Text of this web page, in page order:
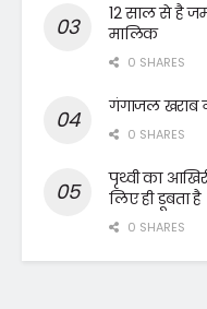
12 साल से है
मालिक
0 SHARES
गंगाजल खराब
0 SHARES
पृथ्वी का
लिए ही डूबता है
0 SHARES